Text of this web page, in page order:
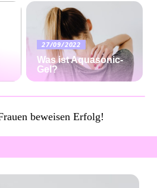
27/09/2022
Was ist Aquasonic-
Gel?
beweisen Erfolg!